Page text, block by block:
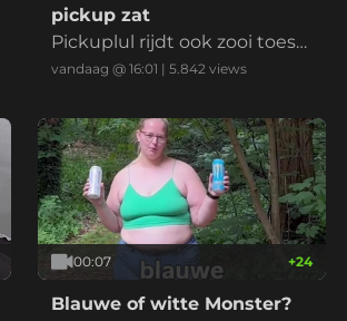
pickup zat
Pickuplul rijdt ook zooi toesc
houwers tegen de grond
vandaag @ 16:01 |5.842 views
00:07 +24
Blauwe of witte Monster?